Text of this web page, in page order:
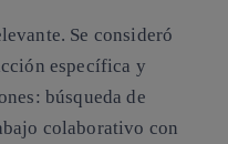
Se consideró
específica y
búsqueda de
colaborativo con